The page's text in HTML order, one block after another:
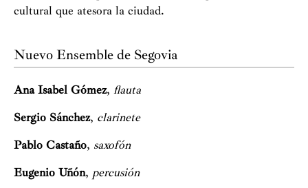
cultural que atesora la ciudad.
Nuevo Ensemble de Segovia
Ana Isabel Gómez, flauta
Sergio Sánchez, clarinete
Pablo Castaño, saxofón
Eugenio Uñón, percusión